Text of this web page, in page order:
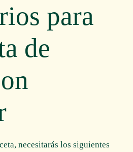
para
de
necesitarás los siguientes